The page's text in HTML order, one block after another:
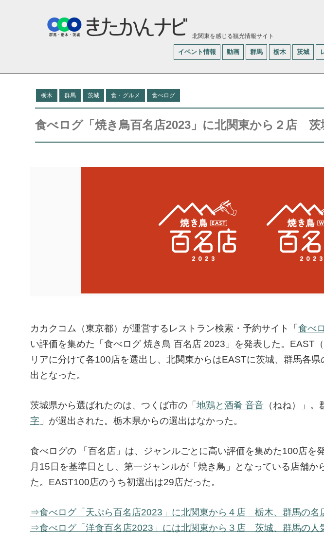
北関東を感じる観光情報サイト
イベント情報 動画 群馬 栃木 茨城
栃木 群馬 茨城 食・グルメ 食べログ
食べログ「焼き鳥百名店2023」に北関東から２店 茨
カカクコム（東京都）が運営するレストラン検索・予約サイト「 食べ
い評価を集めた「食べログ 焼き鳥 百名店 2023」を発表した。EAST
リアに分けて各100店を選出し、北関東からはEASTに茨城、群馬各
出となった。
茨城県から選ばれたのは、つくば市の「 地鶏と酒肴 音音 （ねね）」
字 」が選出された。栃木県からの選出はなかった。
食べログの 「百名店」は、ジャンルごとに高い評価を集めた100店を
月15日を基準日とし、第一ジャンルが「焼き鳥」となっている店舗か
た。EAST100店のうち初選出は29店だった。
⇒食べログ「天ぷら百名店2023」に北関東から４店 栃木、群馬の名
⇒食べログ「洋食百名店2023」には北関東から３店 茨城、群馬の人